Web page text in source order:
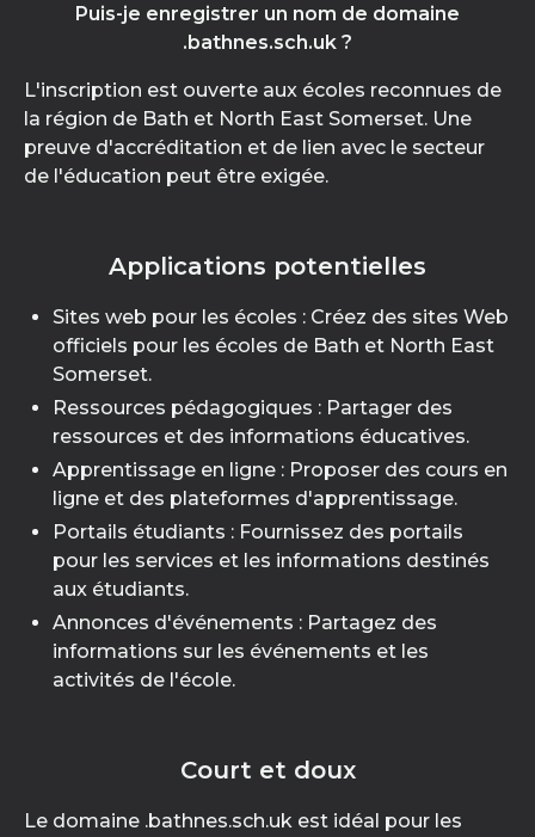
Puis-je enregistrer un nom de domaine
.bathnes.sch.uk ?
L'inscription est ouverte aux écoles reconnues de
la région de Bath et North East Somerset. Une
preuve d'accréditation et de lien avec le secteur
de l'éducation peut être exigée.
Applications potentielles
Sites web pour les écoles : Créez des sites Web
officiels pour les écoles de Bath et North East
Somerset.
Ressources pédagogiques : Partager des
ressources et des informations éducatives.
Apprentissage en ligne : Proposer des cours en
ligne et des plateformes d'apprentissage.
Portails étudiants : Fournissez des portails
pour les services et les informations destinés
aux étudiants.
Annonces d'événements : Partagez des
informations sur les événements et les
activités de l'école.
Court et doux
Le domaine .bathnes.sch.uk est idéal pour les